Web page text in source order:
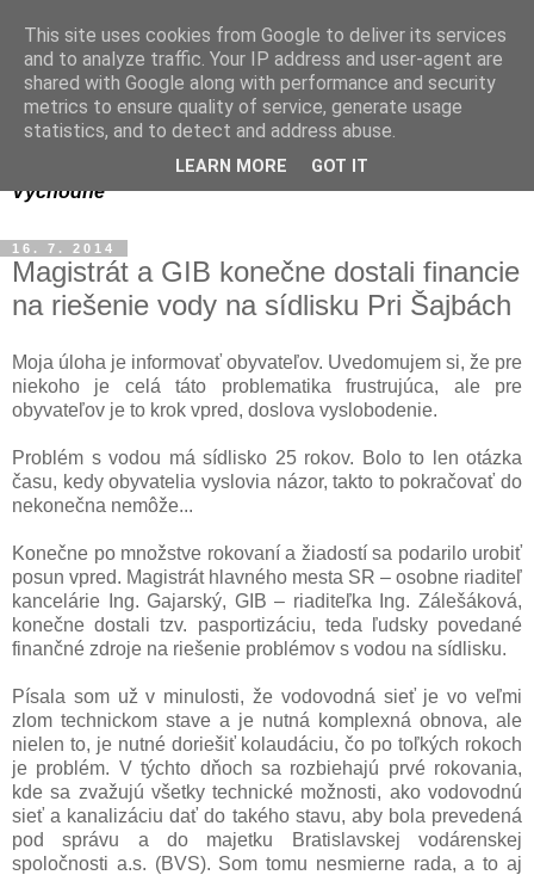
Dagmar Olajošová-
Gelingerová
bývalá poslankyňa MiZ Bratislava-Rača za obvod
Východné
16. 7. 2014
Magistrát a GIB konečne dostali financie
na riešenie vody na sídlisku Pri Šajbách
Moja úloha je informovať obyvateľov. Uvedomujem si, že pre
niekoho je celá táto problematika frustrujúca, ale pre
obyvateľov je to krok vpred, doslova vyslobodenie.
Problém s vodou má sídlisko 25 rokov. Bolo to len otázka
času, kedy obyvatelia vyslovia názor, takto to pokračovať do
nekonečna nemôže...
Konečne po množstve rokovaní a žiadostí sa podarilo urobiť
posun vpred. Magistrát hlavného mesta SR – osobne riaditeľ
kancelárie Ing. Gajarský, GIB – riaditeľka Ing. Zálešáková,
konečne dostali tzv. pasportizáciu, teda ľudsky povedané
finančné zdroje na riešenie problémov s vodou na sídlisku.
Písala som už v minulosti, že vodovodná sieť je vo veľmi
zlom technickom stave a je nutná komplexná obnova, ale
nielen to, je nutné doriešiť kolaudáciu, čo po toľkých rokoch
je problém. V týchto dňoch sa rozbiehajú prvé rokovania,
kde sa zvažujú všetky technické možnosti, ako vodovodnú
sieť a kanalizáciu dať do takého stavu, aby bola prevedená
pod správu a do majetku Bratislavskej vodárenskej
spoločnosti a.s. (BVS). Som tomu nesmierne rada, a to aj
This site uses cookies from Google to deliver its services
and to analyze traffic. Your IP address and user-agent are
shared with Google along with performance and security
metrics to ensure quality of service, generate usage
statistics, and to detect and address abuse.
LEARN MORE GOT IT